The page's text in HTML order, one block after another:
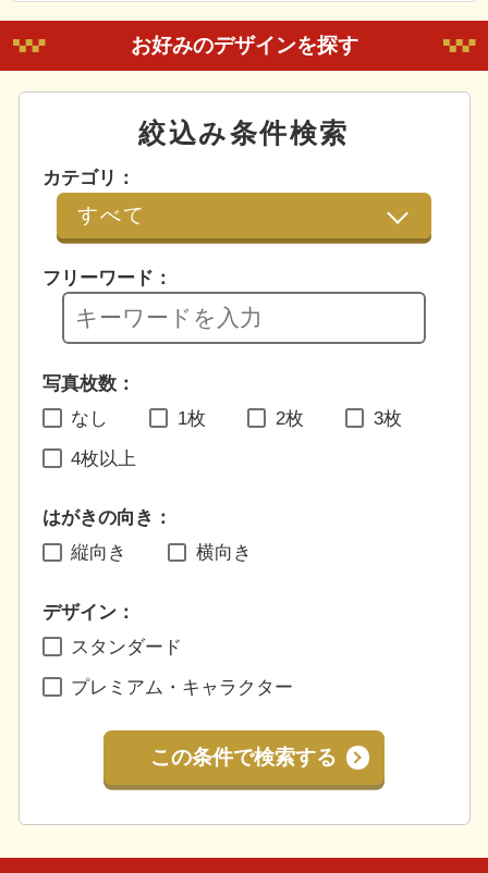
お好みのデザインを探す
絞込み条件検索
カテゴリ：
フリーワード：
写真枚数：
なし
1枚 2枚 3枚
4枚以上
はがきの向き：
縦向き
横向き
デザイン：
スタンダード
プレミアム・キャラクター
この条件で検索する